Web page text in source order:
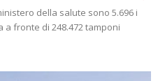
della salute sono 5.696 i
a fronte di 248.472 tamponi